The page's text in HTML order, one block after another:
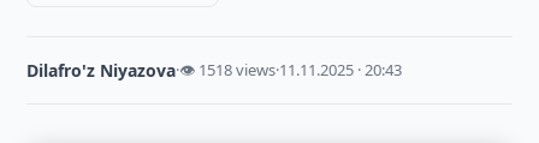
Dilafro'z Niyazova·👁 1518 views·11.11.2025 · 20:43